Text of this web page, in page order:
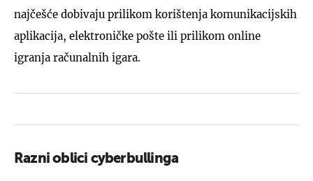
najčešće dobivaju prilikom korištenja komunikacijskih
aplikacija, elektroničke pošte ili prilikom online
igranja računalnih igara.
Razni oblici cyberbullinga